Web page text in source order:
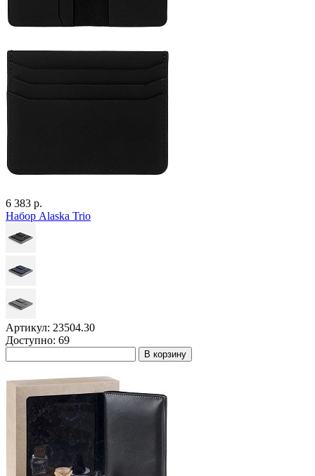
6 383 р.
Набор Alaska Trio
Артикул: 23504.30
Доступно: 69
В корзину